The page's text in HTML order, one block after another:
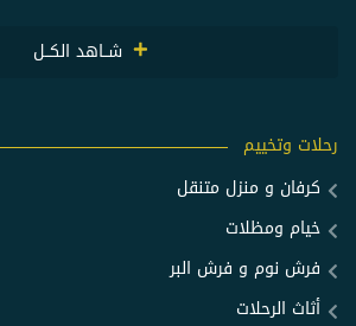
شــاهد الكــل
رحلات وتخييم
كرفان و منزل متنقل
خيام ومظلات
فرش نوم و فرش البر
أثاث الرحلات